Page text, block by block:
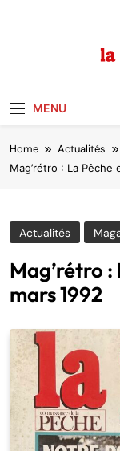
MENU
Home Actualités
Mag’rétro : La Pêche
Actualités
Mag’rétro :
mars 1992